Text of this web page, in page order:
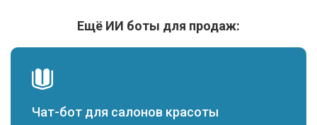
Ещё ИИ боты для продаж:
Чат-бот для салонов красоты